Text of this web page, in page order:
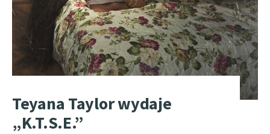
Teyana Taylor wydaje
„K.T.S.E.”